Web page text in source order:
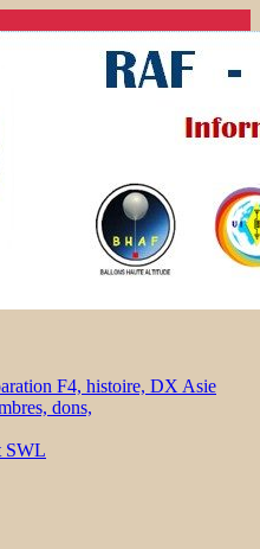
F4, histoire, DX Asie
dons,
SWL